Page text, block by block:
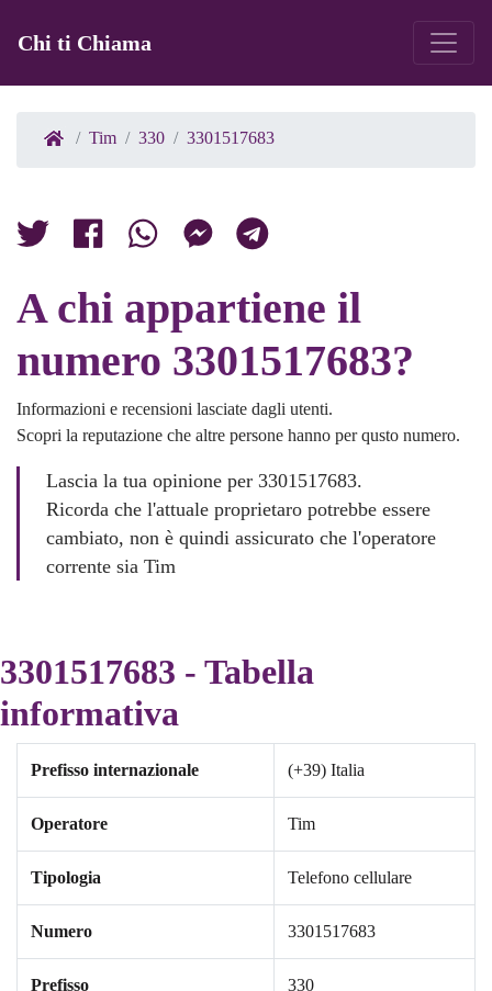
Chi ti Chiama
Tim 330 3301517683
A chi appartiene il
numero 3301517683?
Informazioni e recensioni lasciate dagli utenti.
Scopri la reputazione che altre persone hanno per qusto numero.
Lascia la tua opinione per 3301517683.
Ricorda che l'attuale proprietaro potrebbe essere
cambiato, non è quindi assicurato che l'operatore
corrente sia Tim
3301517683 - Tabella
informativa
Prefisso internazionale (+39) Italia
Operatore Tim
Tipologia Telefono cellulare
Numero 3301517683
Prefisso 330